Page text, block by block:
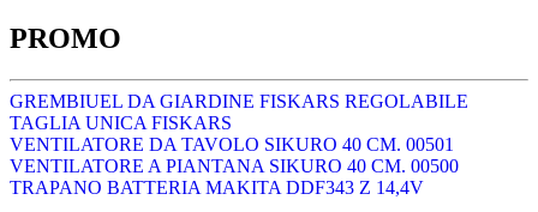
PROMO
GREMBIUEL DA GIARDINE FISKARS REGOLABILE
TAGLIA UNICA FISKARS
VENTILATORE DA TAVOLO SIKURO 40 CM. 00501
VENTILATORE A PIANTANA SIKURO 40 CM. 00500
TRAPANO BATTERIA MAKITA DDF343 Z 14,4V